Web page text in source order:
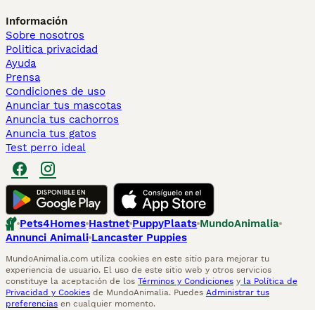
Información
Sobre nosotros
Politica privacidad
Ayuda
Prensa
Condiciones de uso
Anunciar tus mascotas
Anuncia tus cachorros
Anuncia tus gatos
Test perro ideal
Pets4Homes Hastnet PuppyPlaats MundoAnimalia
Annunci Animali Lancaster Puppies
MundoAnimalia.com utiliza cookies en este sitio para mejorar tu
experiencia de usuario. El uso de este sitio web y otros servicios
constituye la aceptación de los Términos y Condiciones y la Política de
Privacidad y Cookies de MundoAnimalia. Puedes Administrar tus
preferencias en cualquier momento.